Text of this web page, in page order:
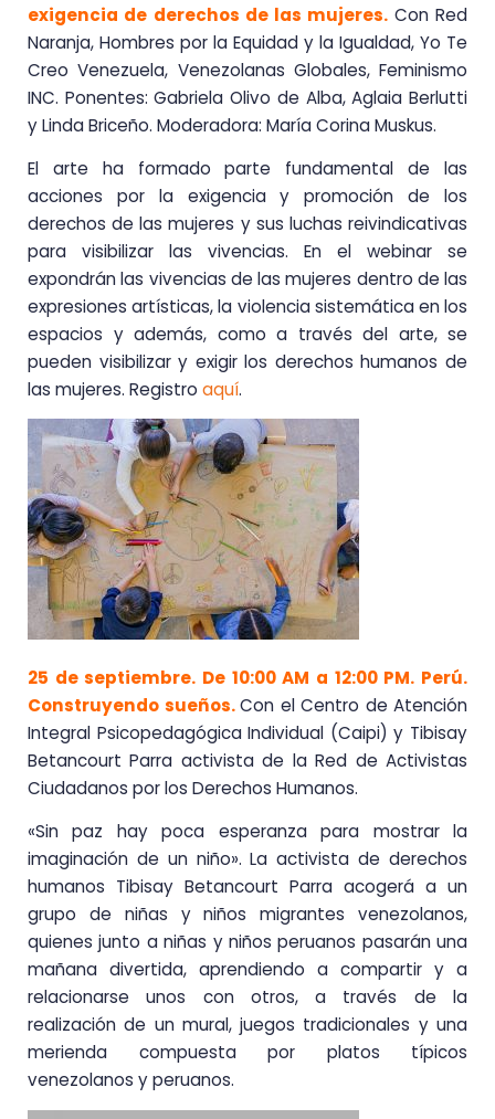
exigencia de derechos de las mujeres. Con Red
Naranja, Hombres por la Equidad y la Igualdad, Yo Te
Creo Venezuela, Venezolanas Globales, Feminismo
INC. Ponentes: Gabriela Olivo de Alba, Aglaia Berlutti
y Linda Briceño. Moderadora: María Corina Muskus.
El arte ha formado parte fundamental de las
acciones por la exigencia y promoción de los
derechos de las mujeres y sus luchas reivindicativas
para visibilizar las vivencias. En el webinar se
expondrán las vivencias de las mujeres dentro de las
expresiones artísticas, la violencia sistemática en los
espacios y además, como a través del arte, se
pueden visibilizar y exigir los derechos humanos de
las mujeres. Registro aquí.
25 de septiembre. De 10:00 AM a 12:00 PM. Perú.
Construyendo sueños. Con el Centro de Atención
Integral Psicopedagógica Individual (Caipi) y Tibisay
Betancourt Parra activista de la Red de Activistas
Ciudadanos por los Derechos Humanos.
«Sin paz hay poca esperanza para mostrar la
imaginación de un niño». La activista de derechos
humanos Tibisay Betancourt Parra acogerá a un
grupo de niñas y niños migrantes venezolanos,
quienes junto a niñas y niños peruanos pasarán una
mañana divertida, aprendiendo a compartir y a
relacionarse unos con otros, a través de la
realización de un mural, juegos tradicionales y una
merienda compuesta por platos típicos
venezolanos y peruanos.